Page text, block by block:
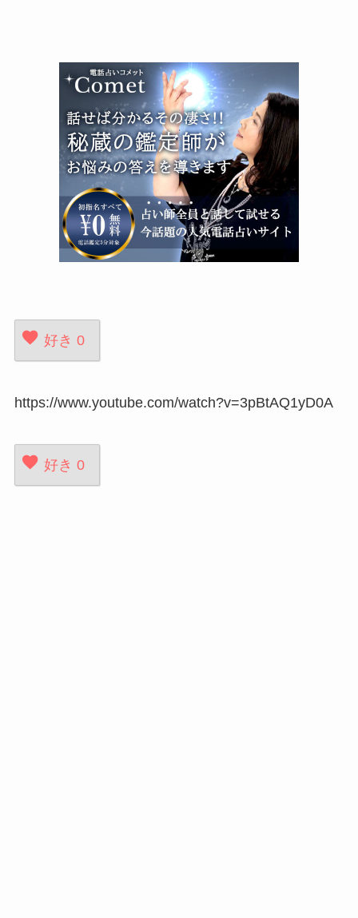
好き 0
https://www.youtube.com/watch?v=3pBtAQ1yD0A
好き 0